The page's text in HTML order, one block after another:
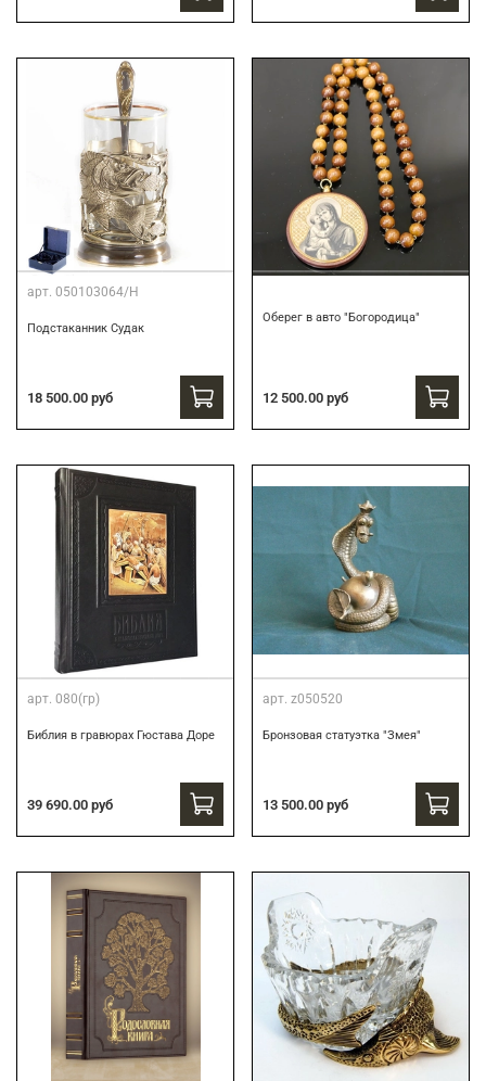
арт. 050103064/Н
Подстаканник Судак
18 500.00 руб
Оберег в авто "Богородица"
12 500.00 руб
арт. 080(гр)
Библия в гравюрах Гюстава Доре
39 690.00 руб
арт. z050520
Бронзовая статуэтка "Змея"
13 500.00 руб